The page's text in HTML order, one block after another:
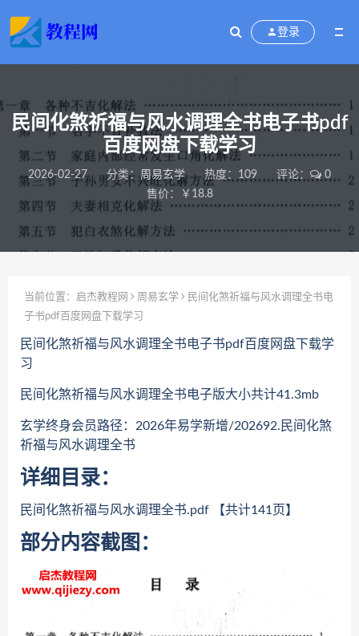
登录
民间化煞祈福与风水调理全书电子书pdf
百度网盘下载学习
2026-02-27 分类：周易玄学 热度：109 评论：
0
售价：￥18.8
当前位置： 启杰教程网 周易玄学
民间化煞祈福与风水调理全书电
子书pdf百度网盘下载学习
民间化煞祈福与风水调理全书电子书pdf百度网盘下载学
习
民间化煞祈福与风水调理全书电子版大小共计41.3mb
玄学终身会员路径：2026年易学新增/202692.民间化煞
祈福与风水调理全书
详细目录：
民间化煞祈福与风水调理全书.pdf 【共计141页】
部分内容截图：